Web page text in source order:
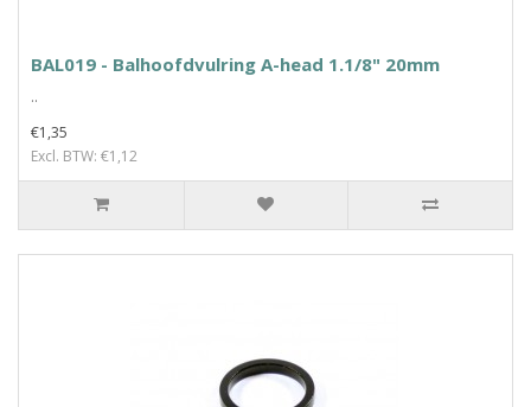
BAL019 - Balhoofdvulring A-head 1.1/8" 20mm
..
€1,35
Excl. BTW: €1,12